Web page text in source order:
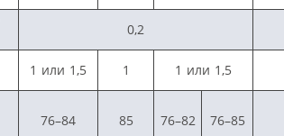
0,2
1 или 1,5 1 1 или 1,5
76–84 85 76–82 76–85